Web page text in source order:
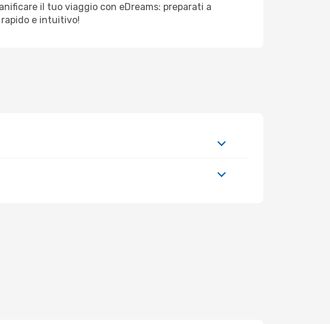
il tuo viaggio con eDreams: preparati a
e intuitivo!